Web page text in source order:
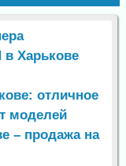
в Харькове
отличное
моделей
– продажа на